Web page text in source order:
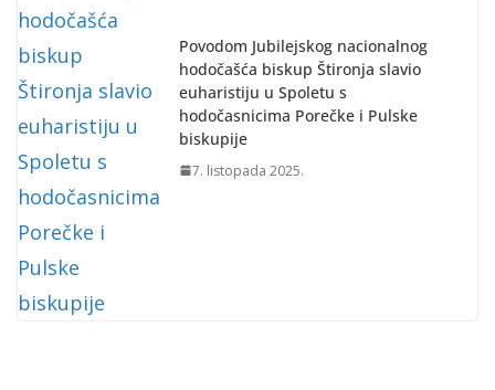
Povodom Jubilejskog nacionalnog
hodočašća biskup Štironja slavio
euharistiju u Spoletu s
hodočasnicima Porečke i Pulske
biskupije
7. listopada 2025.